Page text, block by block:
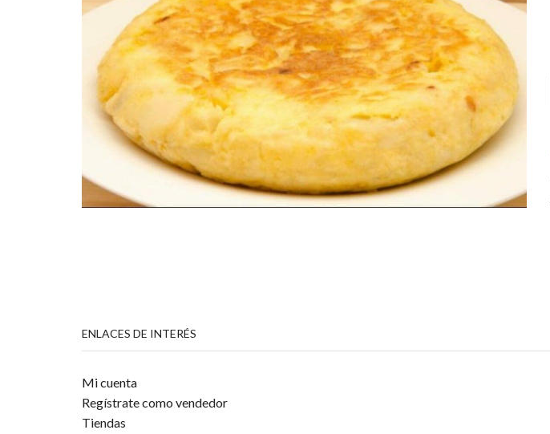
ENLACES DE INTERÉS
Mi cuenta
Regístrate como vendedor
Tiendas